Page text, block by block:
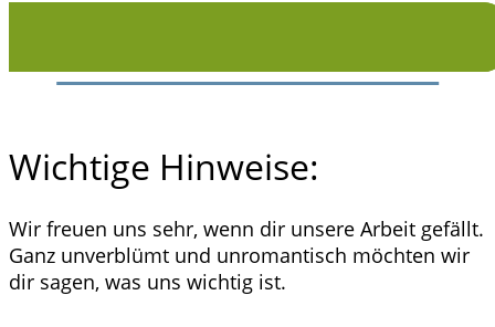
Wichtige Hinweise:
Wir freuen uns sehr, wenn dir unsere Arbeit gefällt.
Ganz unverblümt und unromantisch möchten wir
dir sagen, was uns wichtig ist.